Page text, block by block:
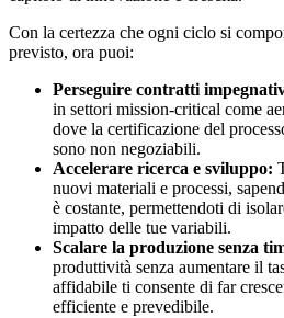
Con la certezza che ogni ciclo si
previsto, ora puoi:
Perseguire contratti
in settori mission-critical come
dove la certificazione del
sono non negoziabili.
Accelerare ricerca e sviluppo:
nuovi materiali e processi,
è costante, permettendoti di
impatto delle tue variabili.
Scalare la produzione senza
produttività senza aumentare il
affidabile ti consente di far
efficiente e prevedibile.